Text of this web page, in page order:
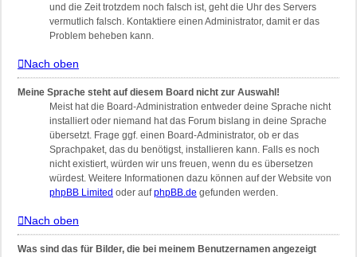
und die Zeit trotzdem noch falsch ist, geht die Uhr des Servers
vermutlich falsch. Kontaktiere einen Administrator, damit er das
Problem beheben kann.
Nach oben
Meine Sprache steht auf diesem Board nicht zur Auswahl!
Meist hat die Board-Administration entweder deine Sprache nicht
installiert oder niemand hat das Forum bislang in deine Sprache
übersetzt. Frage ggf. einen Board-Administrator, ob er das
Sprachpaket, das du benötigst, installieren kann. Falls es noch
nicht existiert, würden wir uns freuen, wenn du es übersetzen
würdest. Weitere Informationen dazu können auf der Website von
phpBB Limited oder aufphpBB.de gefunden werden.
Nach oben
Was sind das für Bilder, die bei meinem Benutzernamen angezeigt